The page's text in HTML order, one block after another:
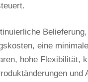
eine minimale
hohe Flexibilität,
und